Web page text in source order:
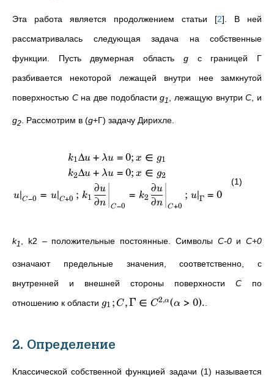
Эта работа является продолжением статьи [2] . В ней
рассматривалась следующая задача на собственные
функции. Пусть двумерная область gс границей Г
разбивается некоторой лежащей внутри нее замкнутой
поверхностью Сна две подобластиg1 , лежащую внутриС , и
g2 . Рассмотрим в (g+Г) задачу Дирихле.
k1Δu + λu =0; x ∈ g1
k2Δu + λu =0; x ∈ g2
u∣C−0 = u∣C+0 ; k1 ∂n
∂u
C−0
= k2 ∂n
∂u
C+0
; u∣Γ = 0
(1)
k1 , k2 – положительные постоянные. Символы C-0и C+0
означают предельные значения, соответственно, с
внутренней и внешней стороны поверхности С по
отношению к области g1 ; C,Γ ∈ C2,α(α > 0).
2. Определение
Классической собственной функцией задачи (1) называется